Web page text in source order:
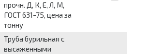
прочн. Д, К, Е, Л, М,
ГОСТ 631-75, цена за
тонну
Труба бурильная с
высаженными